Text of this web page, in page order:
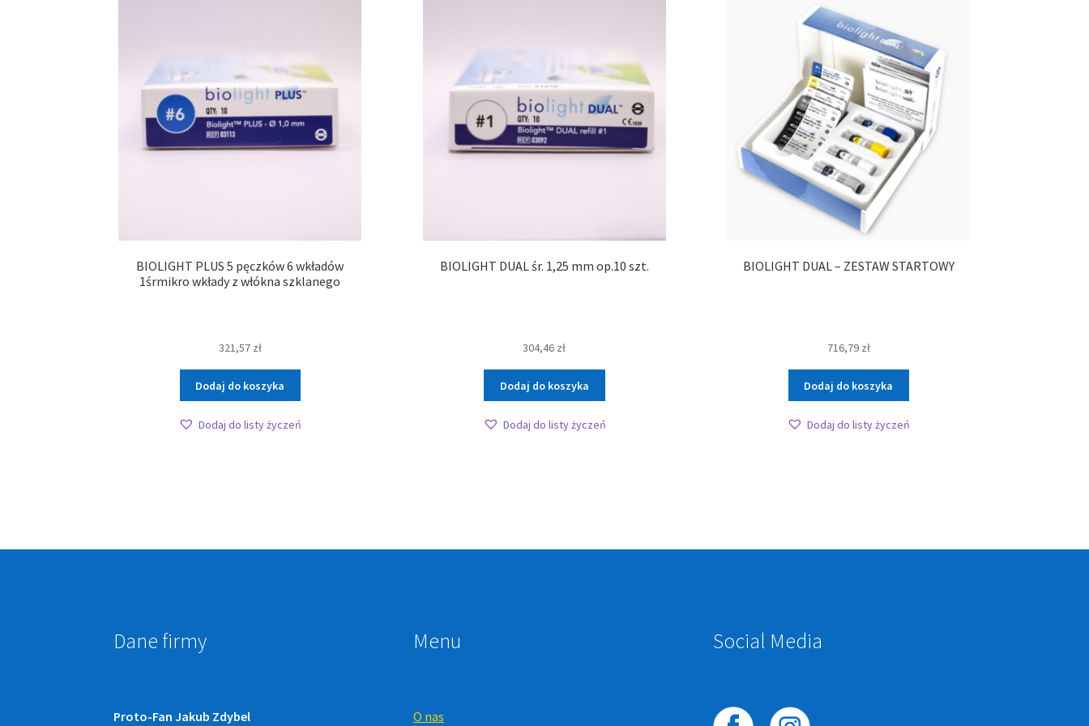
BIOLIGHT PLUS 5 pęczków 6 wkładów
1śrmikro wkłady z włókna szklanego
321,57 zł
Dodaj do koszyka
Dodaj do listy życzeń
BIOLIGHT DUAL śr. 1,25 mm op.10 szt.
304,46 zł
Dodaj do koszyka
Dodaj do listy życzeń
BIOLIGHT DUAL – ZESTAW STARTOWY
716,79 zł
Dodaj do koszyka
Dodaj do listy życzeń
Dane firmy
Proto-Fan Jakub Zdybel
Menu
O nas
Social Media